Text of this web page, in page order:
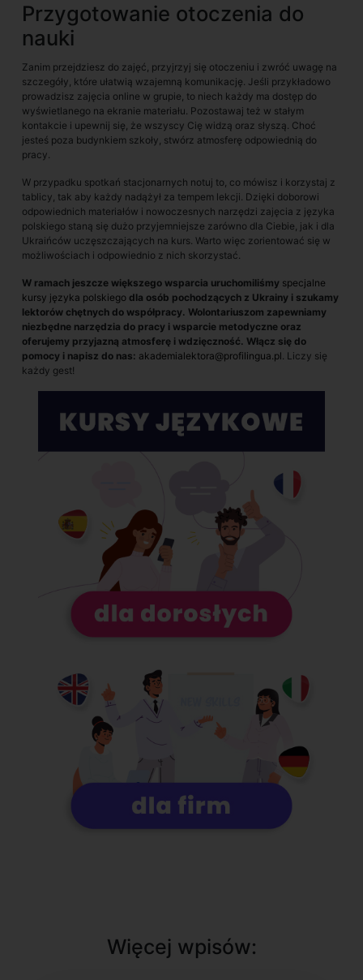
Przygotowanie otoczenia do
nauki
Zanim przejdziesz do zajęć, przyjrzyj się otoczeniu i zwróć uwagę na
szczegóły, które ułatwią wzajemną komunikację. Jeśli przykładowo
prowadzisz zajęcia online w grupie, to niech każdy ma dostęp do
wyświetlanego na ekranie materiału. Pozostawaj też w stałym
kontakcie i upewnij się, że wszyscy Cię widzą oraz słyszą. Choć
jesteś poza budynkiem szkoły, stwórz atmosferę odpowiednią do
pracy.
W przypadku spotkań stacjonarnych notuj to, co mówisz i korzystaj z
tablicy, tak aby każdy nadążył za tempem lekcji. Dzięki doborowi
odpowiednich materiałów i nowoczesnych narzędzi zajęcia z języka
polskiego staną się dużo przyjemniejsze zarówno dla Ciebie, jak i dla
Ukraińców uczęszczających na kurs. Warto więc zorientować się w
możliwościach i odpowiednio z nich skorzystać.
W ramach jeszcze większego wsparcia uruchomiliśmy specjalne
kursy języka polskiego dla osób pochodzących z Ukrainy i szukamy
lektorów chętnych do współpracy. Wolontariuszom zapewniamy
niezbędne narzędzia do pracy i wsparcie metodyczne oraz
oferujemy przyjazną atmosferę i wdzięczność. Włącz się do
pomocy i napisz do nas: akademialektora@profilingua.pl. Liczy się
każdy gest!
Więcej wpisów: